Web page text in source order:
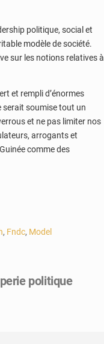
politique, social et
modèle de société.
sur les notions relatives à
et rempli d’énormes
serait soumise tout un
et ne pas limiter nos
arrogants et
comme des
, Fndc, Model
politique